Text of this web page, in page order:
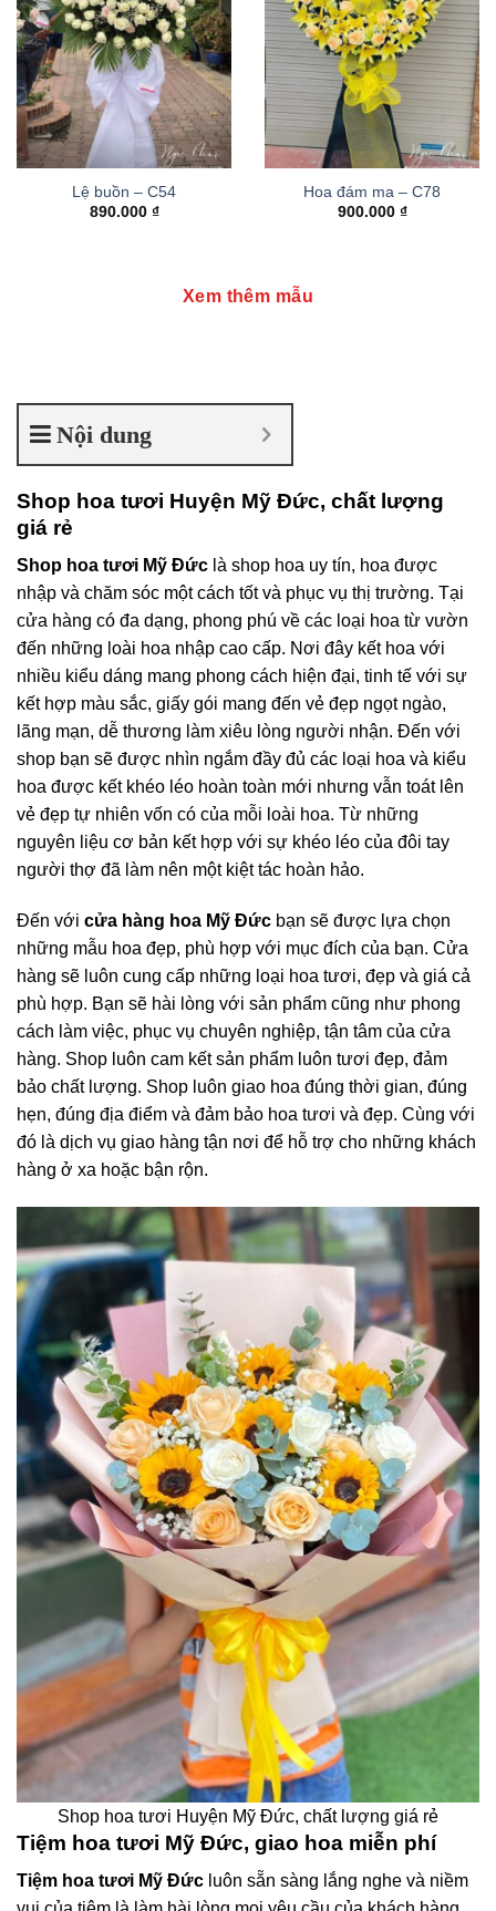
Lệ buồn – C54
890.000 ₫
Hoa đám ma – C78
900.000 ₫
Xem thêm mẫu
Nội dung
Shop hoa tươi Huyện Mỹ Đức, chất lượng
giá rẻ
Shop hoa tươi Mỹ Đức là shop hoa uy tín, hoa được
nhập và chăm sóc một cách tốt và phục vụ thị trường. Tại
cửa hàng có đa dạng, phong phú về các loại hoa từ vườn
đến những loài hoa nhập cao cấp. Nơi đây kết hoa với
nhiều kiểu dáng mang phong cách hiện đại, tinh tế với sự
kết hợp màu sắc, giấy gói mang đến vẻ đẹp ngọt ngào,
lãng mạn, dễ thương làm xiêu lòng người nhận. Đến với
shop bạn sẽ được nhìn ngắm đầy đủ các loại hoa và kiểu
hoa được kết khéo léo hoàn toàn mới nhưng vẫn toát lên
vẻ đẹp tự nhiên vốn có của mỗi loài hoa. Từ những
nguyên liệu cơ bản kết hợp với sự khéo léo của đôi tay
người thợ đã làm nên một kiệt tác hoàn hảo.
Đến với cửa hàng hoa Mỹ Đức bạn sẽ được lựa chọn
những mẫu hoa đẹp, phù hợp với mục đích của bạn. Cửa
hàng sẽ luôn cung cấp những loại hoa tươi, đẹp và giá cả
phù hợp. Bạn sẽ hài lòng với sản phẩm cũng như phong
cách làm việc, phục vụ chuyên nghiệp, tận tâm của cửa
hàng. Shop luôn cam kết sản phẩm luôn tươi đẹp, đảm
bảo chất lượng. Shop luôn giao hoa đúng thời gian, đúng
hẹn, đúng địa điểm và đảm bảo hoa tươi và đẹp. Cùng với
đó là dịch vụ giao hàng tận nơi để hỗ trợ cho những khách
hàng ở xa hoặc bận rộn.
Shop hoa tươi Huyện Mỹ Đức, chất lượng giá rẻ
Tiệm hoa tươi Mỹ Đức, giao hoa miễn phí
Tiệm hoa tươi Mỹ Đức luôn sẵn sàng lắng nghe và niềm